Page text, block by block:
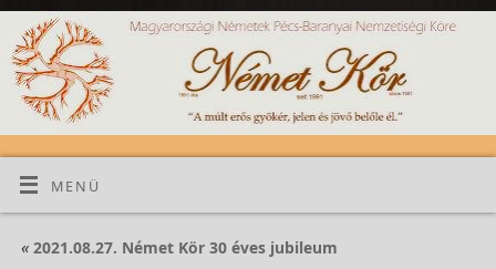
MENÜ
«2021.08.27. Német Kör 30 éves jubileum